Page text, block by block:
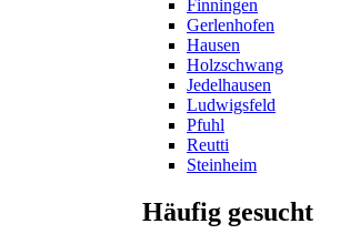
Finningen
Gerlenhofen
Hausen
Holzschwang
Jedelhausen
Ludwigsfeld
Pfuhl
Reutti
Steinheim
Häufig gesucht